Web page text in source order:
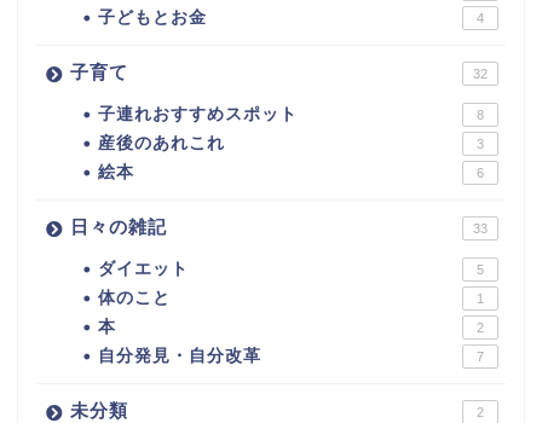
子どもとお金 4
子育て 32
子連れおすすめスポット 8
産後のあれこれ 3
絵本 6
日々の雑記 33
ダイエット 5
体のこと 1
本 2
自分発見・自分改革 7
未分類 2